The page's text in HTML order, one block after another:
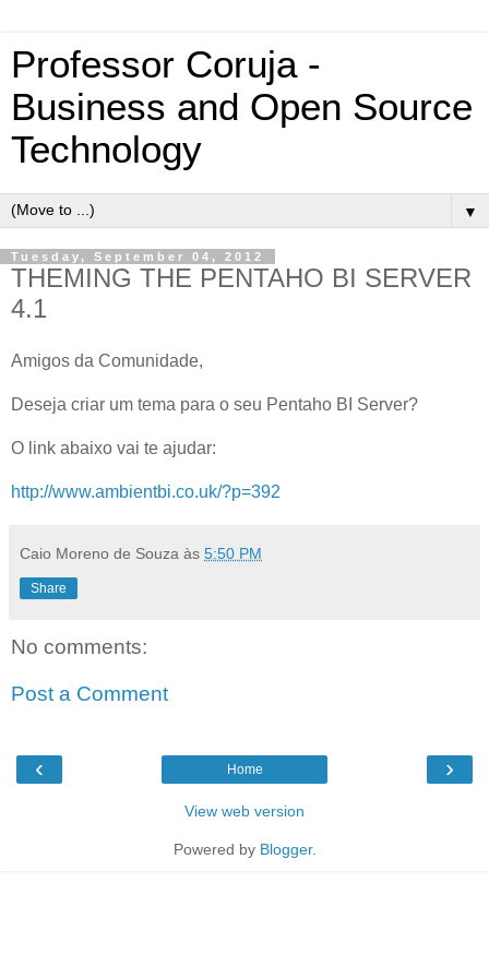
Professor Coruja -
Business and Open Source
Technology
▼
Tuesday, September 04, 2012
THEMING THE PENTAHO BI SERVER
4.1
Amigos da Comunidade,
Deseja criar um tema para o seu Pentaho BI Server?
O link abaixo vai te ajudar:
http://www.ambientbi.co.uk/?p=392
Caio Moreno de Souza às 5:50 PM
Share
No comments:
Post a Comment
‹ ›
Home
View web version
Powered by Blogger.